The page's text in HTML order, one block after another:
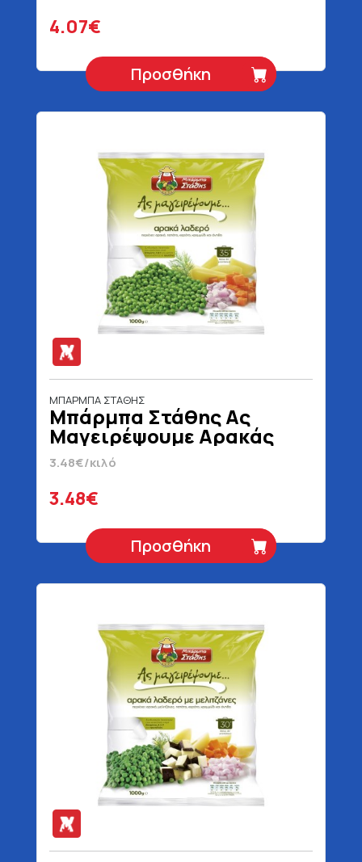
4.07€
Προσθήκη
ΜΠΑΡΜΠΑ ΣΤΑΘΗΣ
Μπάρμπα Στάθης Ας
Μαγειρέψουμε Αρακάς
Λαδερός 1000 gr
3.48€/κιλό
3.48€
Προσθήκη